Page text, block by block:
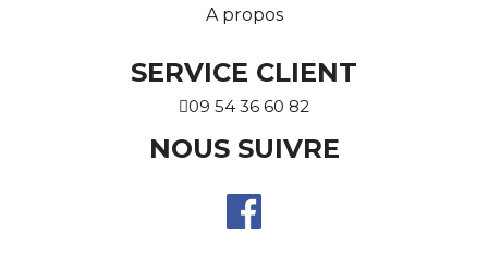
A propos
SERVICE CLIENT
09 54 36 60 82
NOUS SUIVRE